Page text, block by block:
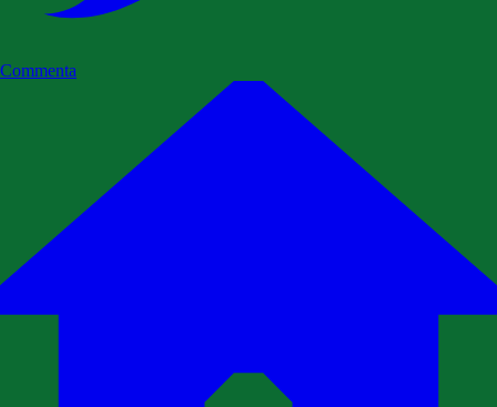
Commenta